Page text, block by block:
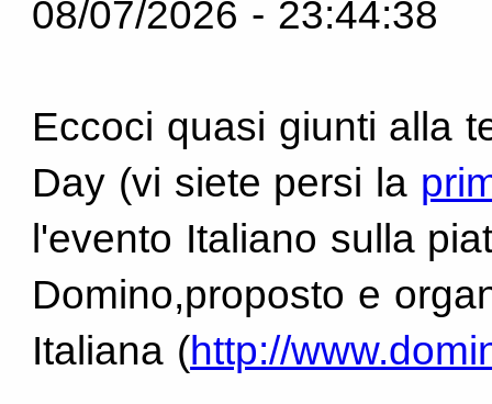
08/07/2026 - 23:44:38
Eccoci quasi giunti alla
Day (vi siete persi la
l'evento Italiano sulla
Domino,proposto e
Italiana (http://